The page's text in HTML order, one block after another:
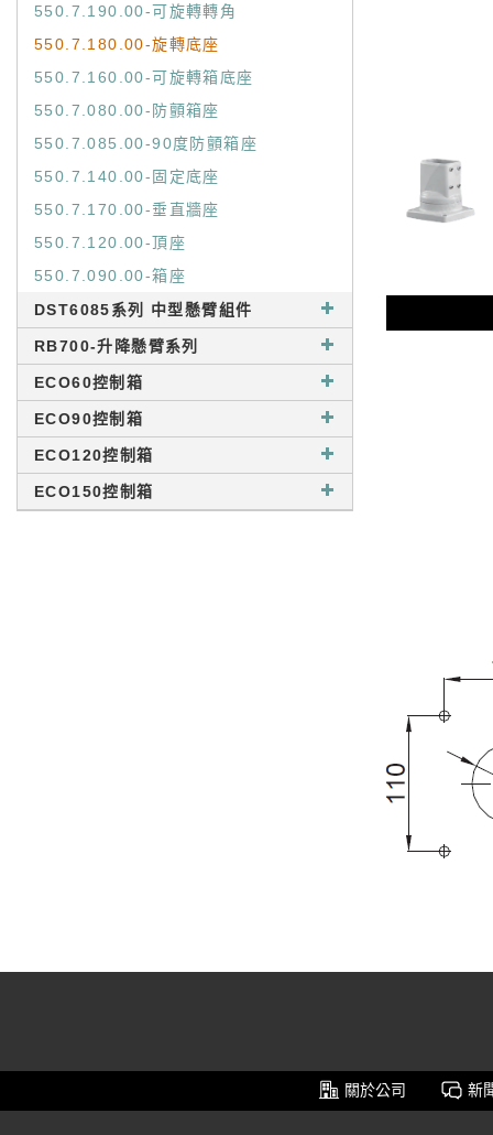
550.7.190.00-可旋轉轉角
550.7.180.00-旋轉底座
550.7.160.00-可旋轉箱底座
550.7.080.00-防顫箱座
550.7.085.00-90度防顫箱座
550.7.140.00-固定底座
550.7.170.00-垂直牆座
550.7.120.00-頂座
550.7.090.00-箱座
DST6085系列 中型懸臂組件
RB700-升降懸臂系列
ECO60控制箱
ECO90控制箱
ECO120控制箱
ECO150控制箱
關於公司 新